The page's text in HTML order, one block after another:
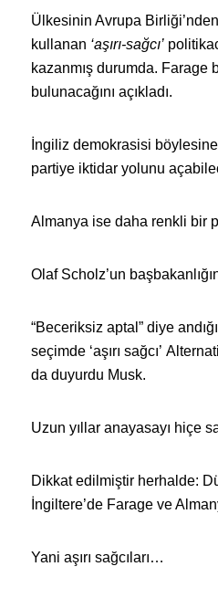
Ülkesinin Avrupa
kullanan ‘aşırı-sağcı’
kazanmış durumda. Farage
bulunacağını açıkladı.
İngiliz demokrasisi
partiye iktidar yolunu
Almanya ise daha renkli bir
Olaf Scholz’un
“Beceriksiz aptal” diye
seçimde ‘aşırı sağcı’
da duyurdu Musk.
Uzun yıllar anayasayı hiçe
Dikkat edilmiştir herhalde:
İngiltere’de Farage ve
Yani aşırı sağcıları…